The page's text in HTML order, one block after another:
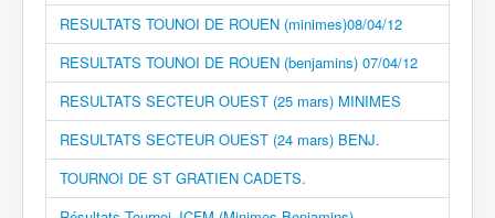
RESULTATS TOUNOI DE ROUEN (minimes)08/04/12
RESULTATS TOUNOI DE ROUEN (benjamins) 07/04/12
RESULTATS SECTEUR OUEST (25 mars) MINIMES
RESULTATS SECTEUR OUEST (24 mars) BENJ.
TOURNOI DE ST GRATIEN CADETS.